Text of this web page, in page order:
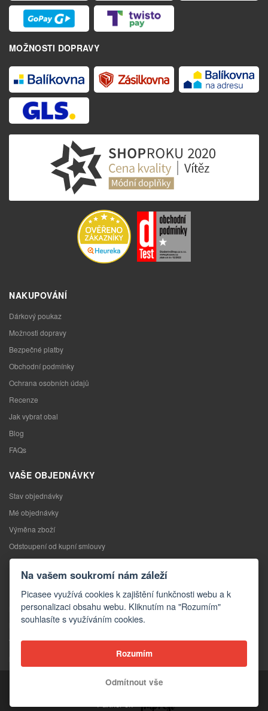
MOŽNOSTI DOPRAVY
NAKUPOVÁNÍ
Dárkový poukaz
Možnosti dopravy
Bezpečné platby
Obchodní podmínky
Ochrana osobních údajů
Recenze
Jak vybrat obal
Blog
FAQs
VAŠE OBJEDNÁVKY
Stav objednávky
Mé objednávky
Výměna zboží
Odstoupení od kupní smlouvy
Reklamace
KONTAKTY
Kontakty
Kontaktní formulář
Velkoobchod
Copyright © 2026 Picasee
Partner of:
Na vašem soukromí nám záleží
Picasee využívá cookies k zajištění funkčnosti webu a k
personalizaci obsahu webu. Kliknutím na "Rozumím"
souhlasíte s využíváním cookies.
Rozumím
Odmítnout vše